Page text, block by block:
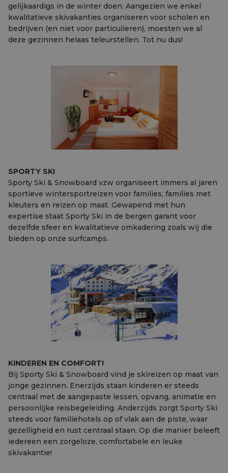
gelijkaardigs in de winter doen. Aangezien we enkel
kwalitatieve skivakanties organiseren voor scholen en
bedrijven (en niet voor particulieren), moesten we al
deze gezinnen helaas teleurstellen. Tot nu dus!
SPORTY SKI
Sporty Ski & Snowboard vzw organiseert immers al jaren
sportieve wintersportreizen voor families, families met
kleuters en reizen op maat. Gewapend met hun
expertise staat Sporty Ski in de bergen garant voor
dezelfde sfeer en kwalitatieve omkadering zoals wij die
bieden op onze surfcamps.
KINDEREN EN COMFORT!
Bij Sporty Ski & Snowboard vind je skireizen op maat van
jonge gezinnen. Enerzijds staan kinderen er steeds
centraal met de aangepaste lessen, opvang, animatie en
persoonlijke reisbegeleiding. Anderzijds zorgt Sporty Ski
steeds voor familiehotels op of vlak aan de piste, waar
gezelligheid en rust centraal staan. Op die manier beleeft
iedereen een zorgeloze, comfortabele en leuke
skivakantie!